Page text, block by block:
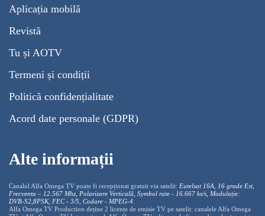
Aplicația mobilă
Revistă
Tu și AOTV
Termeni și condiții
Politică confidențialitate
Acord date personale (GDPR)
Alte informații
Canalul Alfa Omega TV poate fi recepționat gratuit via satelit: Eutelsat 16A, 16 grade Est,
Frecventa – 12.567 Mhz, Polarizare Verticală, Symbol rate - 16.667 ks/s, Modulație:
DVB-S2,8PSK, FEC - 3/5, Codare - MPEG-4
Alfa Omega TV Production deține 2 licențe de emisie TV pe satelit: canalele Alfa Omega